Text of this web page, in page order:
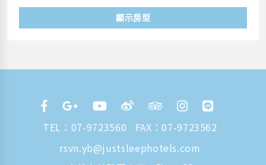
顯示房型
TEL： 07-9723560
FAX：07-9723562
rsvn.yb@justsleephotels.com